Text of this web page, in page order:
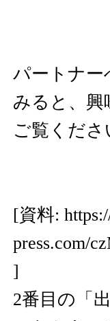
パートナー
みると、
ご覧くださ
[資料:
press.com/
]
2番目の「